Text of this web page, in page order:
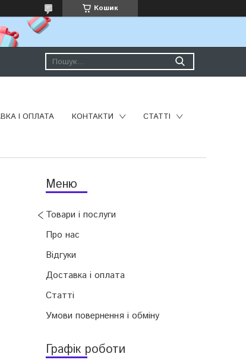
Кошик
І ОПЛАТА КОНТАКТИ СТАТТІ
Товари і послуги
Про нас
Відгуки
Доставка і оплата
Статті
Умови повернення і обміну
Графік роботи